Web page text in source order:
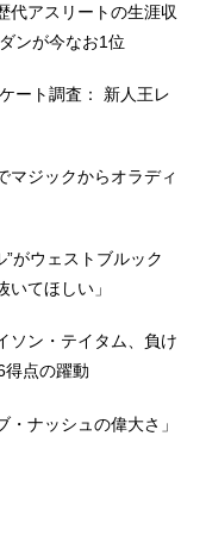
代アスリートの生涯収
ンが今なお1位
ート調査： 新人王レ
マジックからオラディ
がウェストブルック
いてほしい」
ソン・テイタム、負け
得点の躍動
ナッシュの偉大さ」